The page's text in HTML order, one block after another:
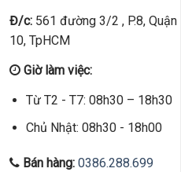
Đ/c:561 đường 3/2 , P.8, Quận
10, TpHCM
Giờ làm việc:
Từ T2 - T7: 08h30 – 18h30
Chủ Nhật: 08h30 - 18h00
Bán hàng: 0386.288.699